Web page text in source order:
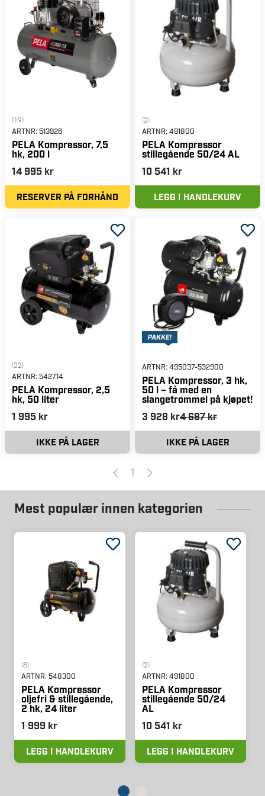
daglig bruk eller mindre jobber. Det er også avgjørende å
velge en kompressor som kan generere det trykket som
dine verktøy trenger for å fungere riktig.
(19)
ARTNR: 513926
PELA Kompressor, 7,5
hk, 200 l
14 995 kr
RESERVER PÅ FORHÅND
(2)
ARTNR: 491800
PELA Kompressor
stillegående 50/24 AL
10 541 kr
LEGG I HANDLEKURV
(32)
ARTNR: 542714
PELA Kompressor, 2,5
hk, 50 liter
1 995 kr
IKKE PÅ LAGER
ARTNR: 495037-532900
PELA Kompressor, 3 hk,
50 l – få med en
slangetrommel på kjøpet!
3 928 kr4 687 kr
IKKE PÅ LAGER
1
Mest populær innen kategorien
(8)
ARTNR: 548300
PELA Kompressor
oljefri & stillegående,
2 hk, 24 liter
1 999 kr
LEGG I HANDLEKURV
(2)
ARTNR: 491800
PELA Kompressor
stillegående 50/24
AL
10 541 kr
LEGG I HANDLEKURV